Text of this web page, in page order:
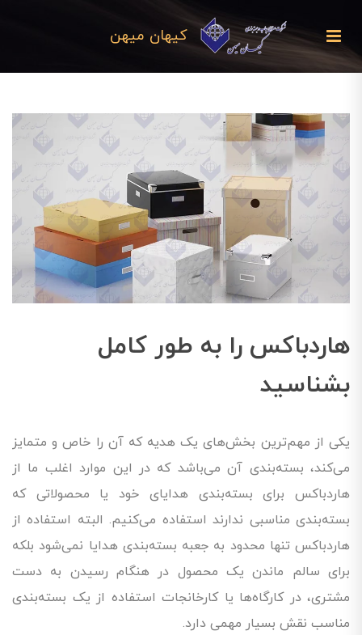
کیهان میهن
هاردباکس را به طور کامل
بشناسید
یکی از مهم‌ترین بخش‌های یک هدیه که آن را خاص و متمایز
می‌کند، بسته‌بندی آن می‌باشد که در این موارد اغلب ما از
هاردباکس برای بسته‌بندی هدایای خود یا محصولاتی که
بسته‌بندی مناسبی ندارند استفاده می‌کنیم. البته استفاده از
هاردباکس تنها محدود به جعبه بسته‌بندی هدایا نمی‌شود بلکه
برای سالم ماندن یک محصول در هنگام رسیدن به دست
مشتری، در کارگاه‌ها یا کارخانجات استفاده از یک بسته‌بندی
مناسب نقش بسیار مهمی دارد.